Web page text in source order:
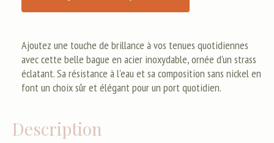
Ajoutez une touche de brillance à vos tenues quotidiennes
avec cette belle bague en acier inoxydable, ornée d'un strass
éclatant. Sa résistance à l'eau et sa composition sans nickel en
font un choix sûr et élégant pour un port quotidien.
Description